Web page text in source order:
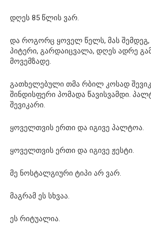
დღეს 85 წლის ვარ.
და როგორც ყოველ წელს, მას შემდეგ,
პიტერი, გარდაიცვალა, დღეს ადრე
მოვემზადე.
გათხელებული თმა რბილ კოსად
შინდისფერი პომადა წავისვამდი.
შევიკარი.
ყოველთვის ერთი და იგივე პალტოა.
ყოველთვის ერთი და იგივე ჟესტი.
მე ნოსტალგიური ტიპი არ ვარ.
მაგრამ ეს სხვაა.
ეს რიტუალია.